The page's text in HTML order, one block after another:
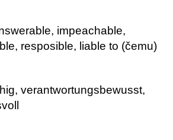
impeachable,
resposible, liable to (čemu)
verantwortungsbewusst,